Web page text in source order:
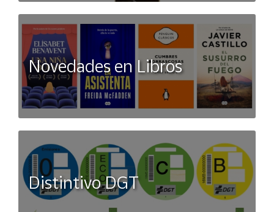
Novedades en Libros
Distintivo DGT